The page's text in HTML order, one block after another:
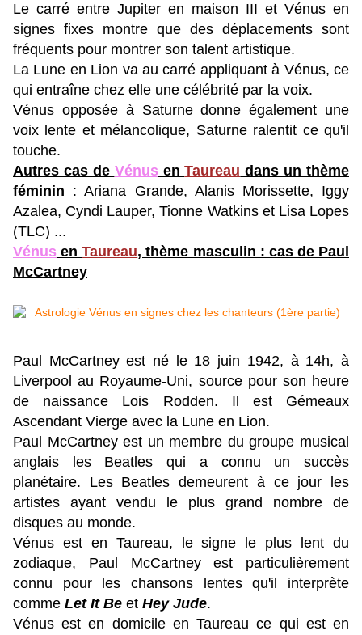
Le carré entre Jupiter en maison III et Vénus en
signes fixes montre que des déplacements sont
fréquents pour montrer son talent artistique.
La Lune en Lion va au carré appliquant à Vénus, ce
qui entraîne chez elle une célébrité par la voix.
Vénus opposée à Saturne donne également une
voix lente et mélancolique, Saturne ralentit ce qu'il
touche.
Autres cas de VénusenTaureau dans un thème
féminin : Ariana Grande, Alanis Morissette, Iggy
Azalea, Cyndi Lauper, Tionne Watkins et Lisa Lopes
(TLC) ...
Vénus enTaureau, thème masculin : cas de Paul
McCartney
Paul McCartney est né le 18 juin 1942, à 14h, à
Liverpool au Royaume-Uni, source pour son heure
de naissance Lois Rodden. Il est Gémeaux
Ascendant Vierge avec la Lune en Lion.
Paul McCartney est un membre du groupe musical
anglais les Beatles qui a connu un succès
planétaire. Les Beatles demeurent à ce jour les
artistes ayant vendu le plus grand nombre de
disques au monde.
Vénus est en Taureau, le signe le plus lent du
zodiaque, Paul McCartney est particulièrement
connu pour les chansons lentes qu'il interprète
comme Let It Be et Hey Jude.
Vénus est en domicile en Taureau ce qui est en